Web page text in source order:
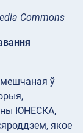
Commons
ў
ЮНЕСКА,
якое